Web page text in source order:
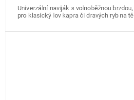
Univerzální naviják s volnoběžnou
pro klasický lov kapra či dravých ryb na